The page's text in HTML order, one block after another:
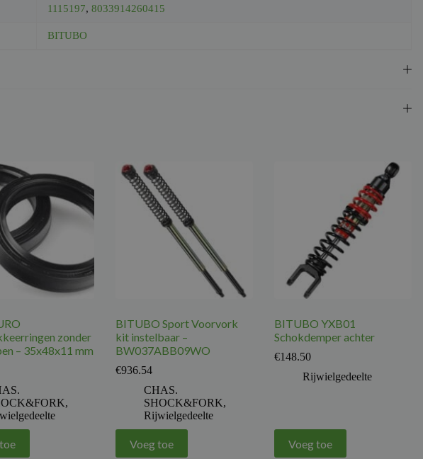
1115197, 8033914260415
BITUBO
zonder
– 35x48x11 mm
,
BITUBO Sport Voorvork
kit instelbaar –
BW037ABB09WO
€936.54
CHAS.
SHOCK&FORK,
Rijwielgedeelte
Voeg toe
BITUBO YXB01
Schokdemper achter
€148.50
Rijwielgedeelte
Voeg toe